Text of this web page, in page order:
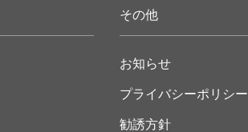
その他
お知らせ
プライバシーポリシー
勧誘方針